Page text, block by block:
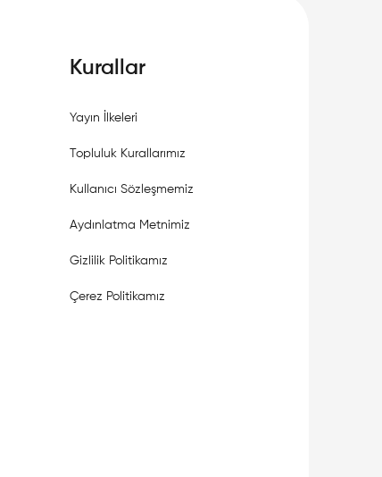
Kurallar
Yayın İlkeleri
Topluluk Kurallarımız
Kullanıcı Sözleşmemiz
Aydınlatma Metnimiz
Gizlilik Politikamız
Çerez Politikamız